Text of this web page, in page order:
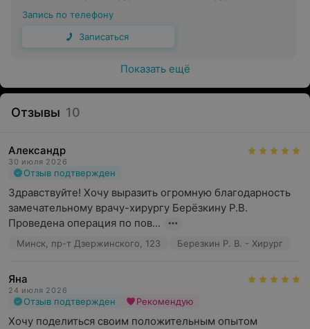
Запись по телефону
Записаться
Показать ещё
Отзывы 10
Александр
30 июля 2026
Отзыв подтвержден
Здравствуйте! Хочу выразить огромную благодарность
замечательному врачу-хирургу Берёзкину Р.В.
Проведена операция по пов...
Минск, пр-т Дзержинского, 123 Березкин Р. В. - Хирург
Яна
24 июля 2026
Отзыв подтвержден Рекомендую
Хочу поделиться своим положительным опытом